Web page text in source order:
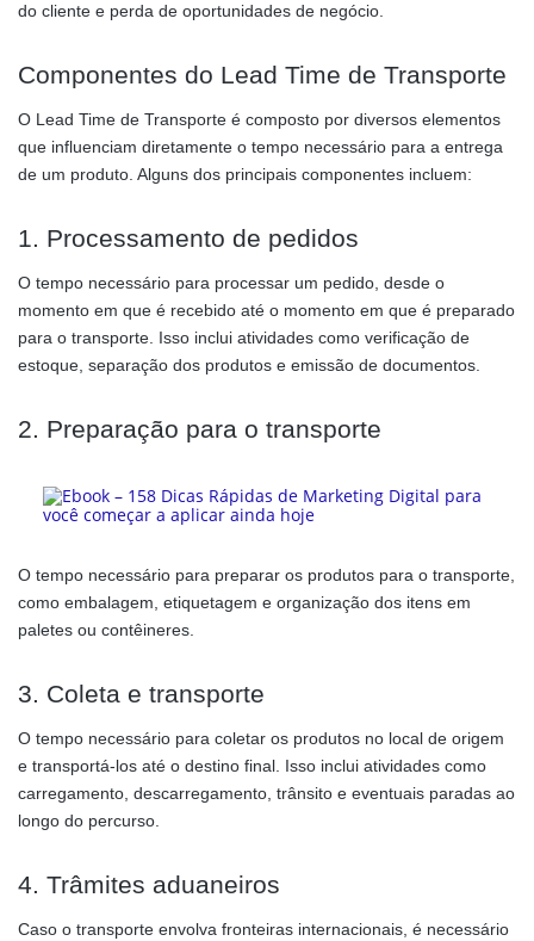
do cliente e perda de oportunidades de negócio.
Componentes do Lead Time de Transporte
O Lead Time de Transporte é composto por diversos elementos
que influenciam diretamente o tempo necessário para a entrega
de um produto. Alguns dos principais componentes incluem:
1. Processamento de pedidos
O tempo necessário para processar um pedido, desde o
momento em que é recebido até o momento em que é preparado
para o transporte. Isso inclui atividades como verificação de
estoque, separação dos produtos e emissão de documentos.
2. Preparação para o transporte
O tempo necessário para preparar os produtos para o transporte,
como embalagem, etiquetagem e organização dos itens em
paletes ou contêineres.
3. Coleta e transporte
O tempo necessário para coletar os produtos no local de origem
e transportá-los até o destino final. Isso inclui atividades como
carregamento, descarregamento, trânsito e eventuais paradas ao
longo do percurso.
4. Trâmites aduaneiros
Caso o transporte envolva fronteiras internacionais, é necessário